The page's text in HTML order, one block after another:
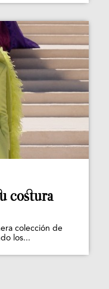
costura
colección de
los...